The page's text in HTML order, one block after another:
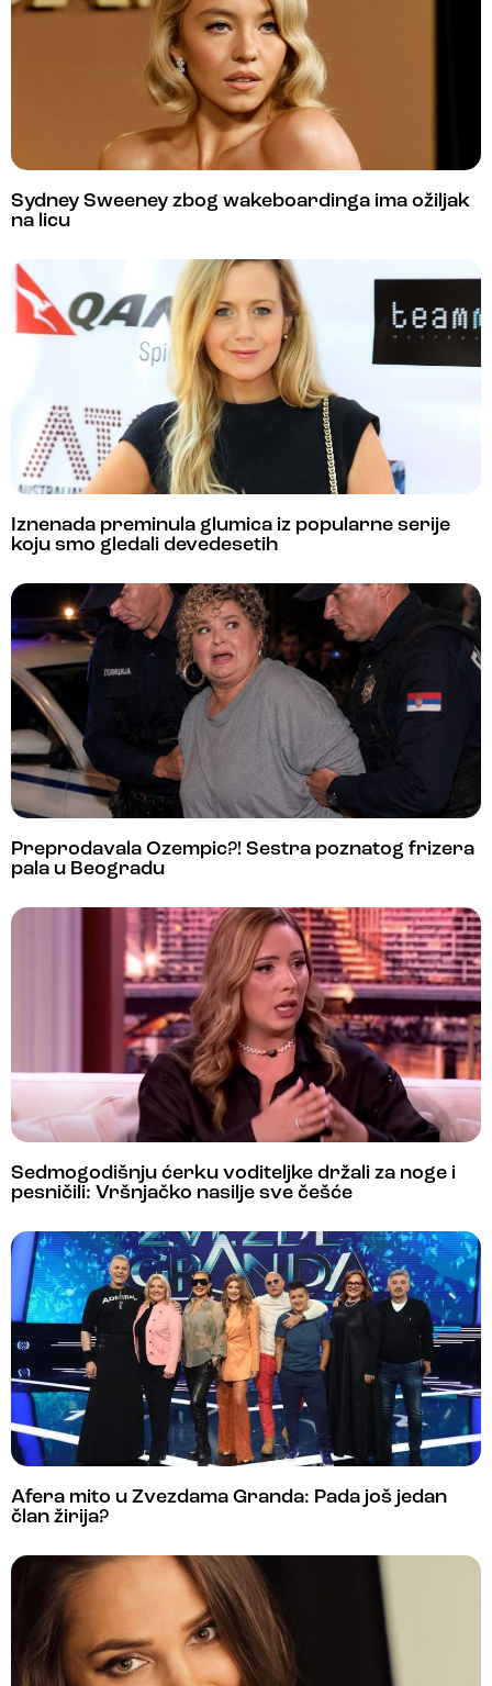
Sydney Sweeney zbog wakeboardinga ima ožiljak
na licu
Iznenada preminula glumica iz popularne serije
koju smo gledali devedesetih
Preprodavala Ozempic?! Sestra poznatog frizera
pala u Beogradu
Sedmogodišnju ćerku voditeljke držali za noge i
pesničili: Vršnjačko nasilje sve češće
Afera mito u Zvezdama Granda: Pada još jedan
član žirija?